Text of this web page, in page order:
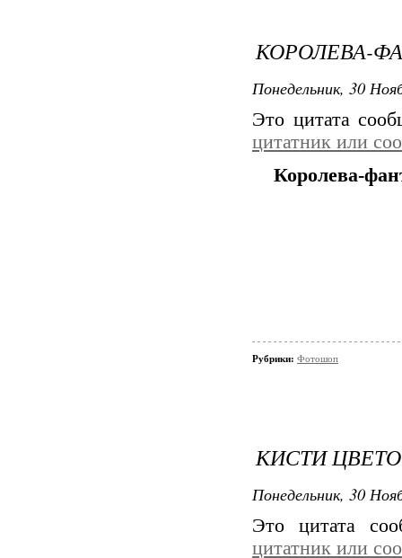
КОРОЛЕВА-
Понедельник, 30
Это цитата
цитатник или
Королева-
Рубрики: Фотошоп
КИСТИ
Понедельник, 30
Это цитата
цитатник или